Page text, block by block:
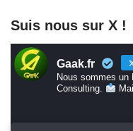
Suis nous sur X !
Gaak.fr
Nous sommes un
Consulting.